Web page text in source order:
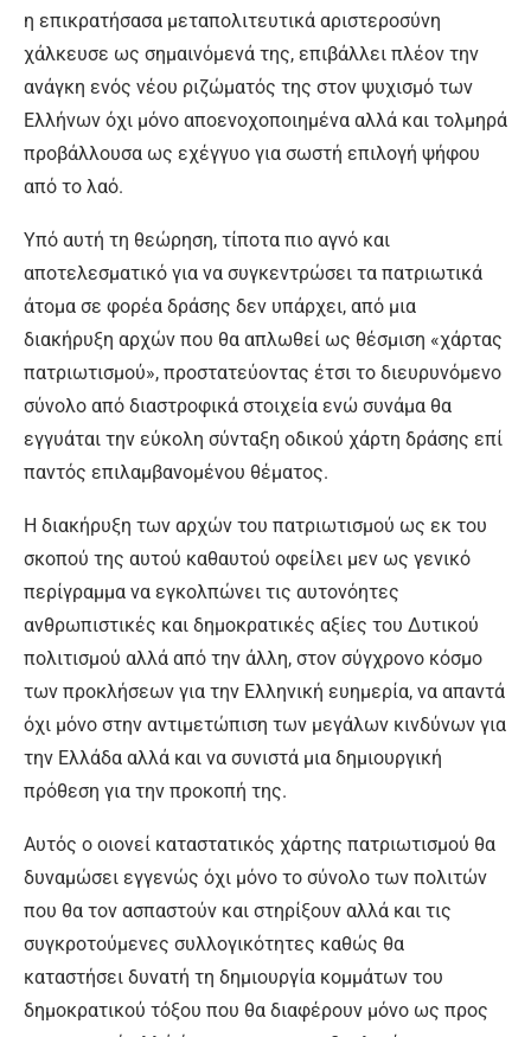
η επικρατήσασα μεταπολιτευτικά αριστεροσύνη
χάλκευσε ως σημαινόμενά της, επιβάλλει πλέον την
ανάγκη ενός νέου ριζώματός της στον ψυχισμό των
Ελλήνων όχι μόνο αποενοχοποιημένα αλλά και τολμηρά
προβάλλουσα ως εχέγγυο για σωστή επιλογή ψήφου
από το λαό.
Υπό αυτή τη θεώρηση, τίποτα πιο αγνό και
αποτελεσματικό για να συγκεντρώσει τα πατριωτικά
άτομα σε φορέα δράσης δεν υπάρχει, από μια
διακήρυξη αρχών που θα απλωθεί ως θέσμιση «χάρτας
πατριωτισμού», προστατεύοντας έτσι το διευρυνόμενο
σύνολο από διαστροφικά στοιχεία ενώ συνάμα θα
εγγυάται την εύκολη σύνταξη οδικού χάρτη δράσης επί
παντός επιλαμβανομένου θέματος.
Η διακήρυξη των αρχών του πατριωτισμού ως εκ του
σκοπού της αυτού καθαυτού οφείλει μεν ως γενικό
περίγραμμα να εγκολπώνει τις αυτονόητες
ανθρωπιστικές και δημοκρατικές αξίες του Δυτικού
πολιτισμού αλλά από την άλλη, στον σύγχρονο κόσμο
των προκλήσεων για την Ελληνική ευημερία, να απαντά
όχι μόνο στην αντιμετώπιση των μεγάλων κινδύνων για
την Ελλάδα αλλά και να συνιστά μια δημιουργική
πρόθεση για την προκοπή της.
Αυτός ο οιονεί καταστατικός χάρτης πατριωτισμού θα
δυναμώσει εγγενώς όχι μόνο το σύνολο των πολιτών
που θα τον ασπαστούν και στηρίξουν αλλά και τις
συγκροτούμενες συλλογικότητες καθώς θα
καταστήσει δυνατή τη δημιουργία κομμάτων του
δημοκρατικού τόξου που θα διαφέρουν μόνο ως προς